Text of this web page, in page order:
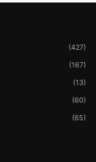
(427)
(167)
(13)
(60)
(65)